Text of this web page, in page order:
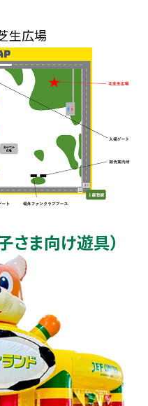
生広場
さま向け遊具）